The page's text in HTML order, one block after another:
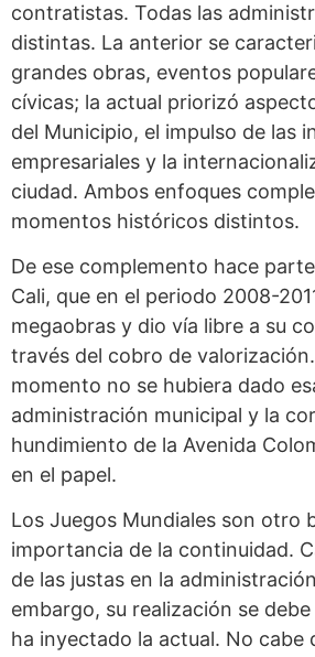
contratistas. Todas las
distintas. La anterior se
grandes obras, eventos
cívicas; la actual priorizó
del Municipio, el impulso de las
empresariales y la
ciudad. Ambos enfoques
momentos históricos distintos.
De ese complemento hace
Cali, que en el periodo 2008-
megaobras y dio vía libre a su
través del cobro de
momento no se hubiera dado
administración municipal y la
hundimiento de la Avenida
en el papel.
Los Juegos Mundiales son otro
importancia de la continuidad.
de las justas en la
embargo, su realización se
ha inyectado la actual. No cabe